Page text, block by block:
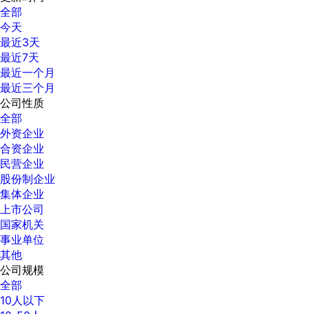
全部
今天
最近3天
最近7天
最近一个月
最近三个月
公司性质
全部
外资企业
合资企业
民营企业
股份制企业
集体企业
上市公司
国家机关
事业单位
其他
公司规模
全部
10人以下